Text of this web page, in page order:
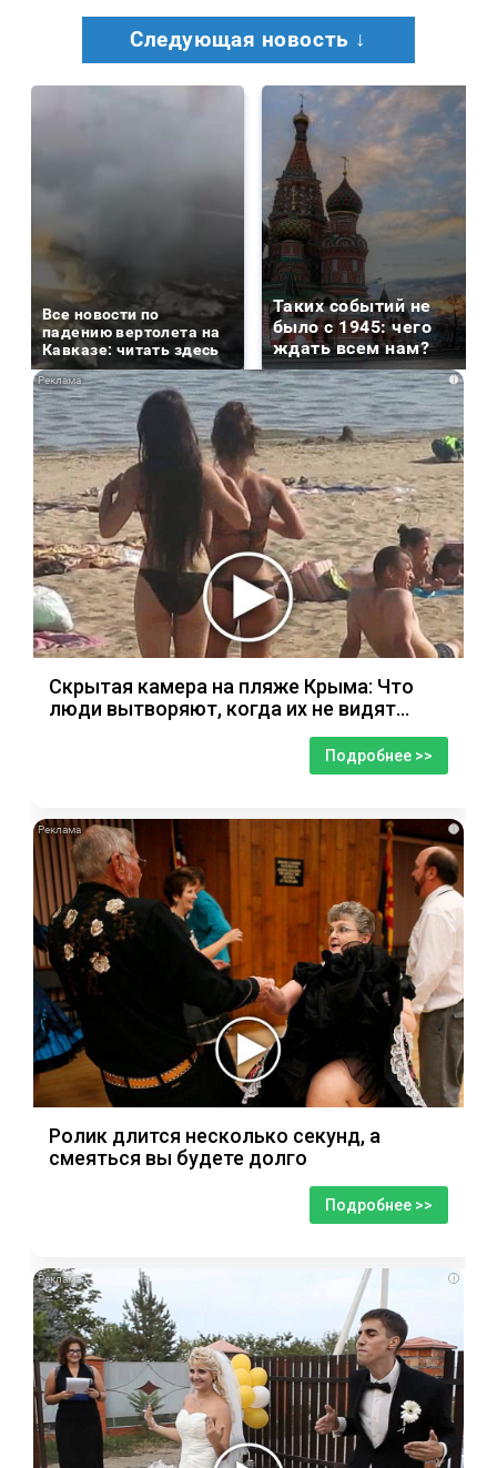
Следующая новость ↓
Все новости по
падению вертолета на
Кавказе: читать здесь
Таких событий не
было с 1945: чего
ждать всем нам?
i
Скрытая камера на пляже Крыма: Что
люди вытворяют, когда их не видят...
Подробнее >>
i
Ролик длится несколько секунд, а
смеяться вы будете долго
Подробнее >>
i